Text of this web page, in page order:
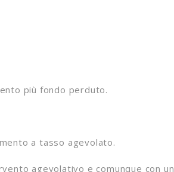
più fondo perduto.
a tasso agevolato.
agevolativo e comunque con un